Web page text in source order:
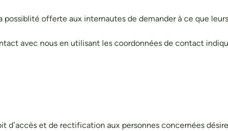
offerte aux internautes de demander à ce que
avec nous en utilisant les coordonnées de contact
d’accès et de rectification aux personnes concernées